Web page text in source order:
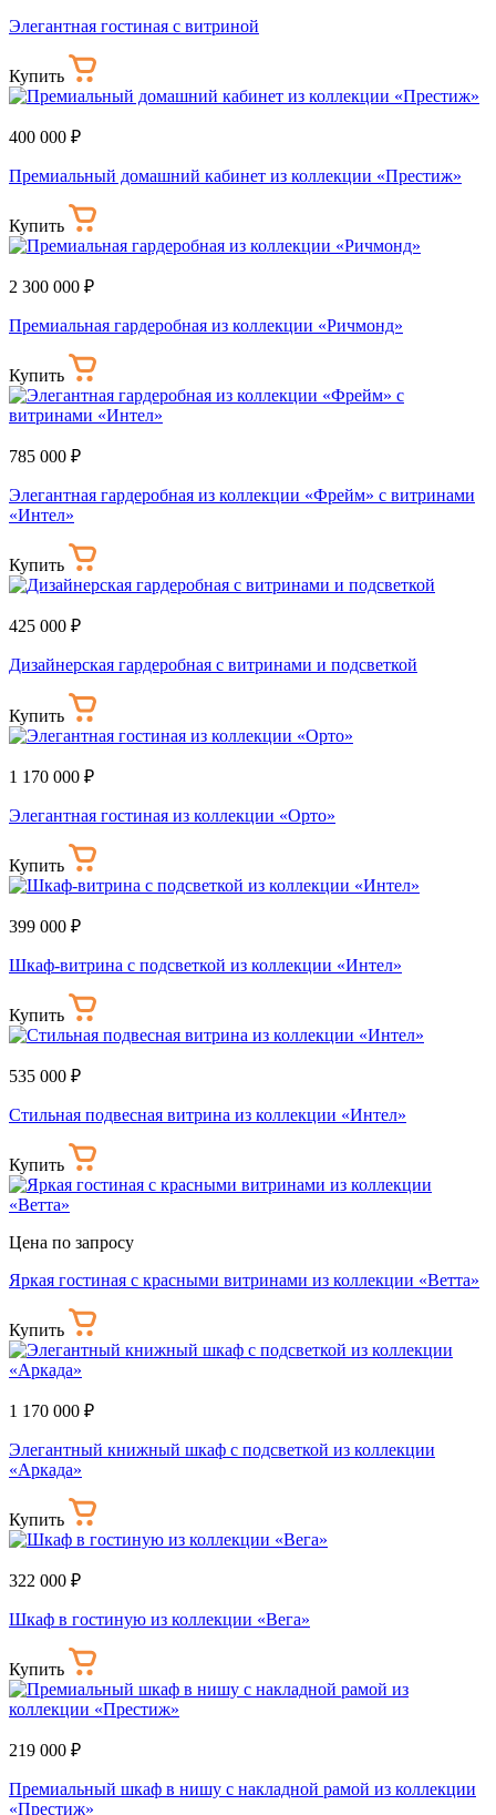
Элегантная гостиная с витриной
Купить
400 000 ₽
Премиальный домашний кабинет из коллекции «Престиж»
Купить
2 300 000 ₽
Премиальная гардеробная из коллекции «Ричмонд»
Купить
785 000 ₽
Элегантная гардеробная из коллекции «Фрейм» с витринами
«Интел»
Купить
425 000 ₽
Дизайнерская гардеробная с витринами и подсветкой
Купить
1 170 000 ₽
Элегантная гостиная из коллекции «Орто»
Купить
399 000 ₽
Шкаф-витрина с подсветкой из коллекции «Интел»
Купить
535 000 ₽
Стильная подвесная витрина из коллекции «Интел»
Купить
Цена по запросу
Яркая гостиная с красными витринами из коллекции «Ветта»
Купить
1 170 000 ₽
Элегантный книжный шкаф с подсветкой из коллекции
«Аркада»
Купить
322 000 ₽
Шкаф в гостиную из коллекции «Вега»
Купить
219 000 ₽
Премиальный шкаф в нишу с накладной рамой из коллекции
«Престиж»